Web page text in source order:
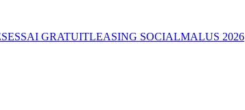
ESSAI GRATUITLEASING SOCIALMALUS 2026